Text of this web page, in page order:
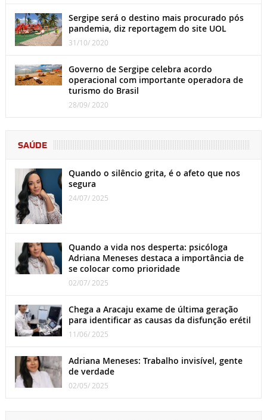
Sergipe será o destino mais procurado pós
pandemia, diz reportagem do site UOL
31/10/ 2020
Governo de Sergipe celebra acordo
operacional com importante operadora de
turismo do Brasil
28/09/ 2020
SAÚDE
Quando o silêncio grita, é o afeto que nos
segura
24/07/ 2025
Quando a vida nos desperta: psicóloga
Adriana Meneses destaca a importância de
se colocar como prioridade
02/07/ 2025
Chega a Aracaju exame de última geração
para identificar as causas da disfunção erétil
11/06/ 2025
Adriana Meneses: Trabalho invisível, gente
de verdade
02/05/ 2025